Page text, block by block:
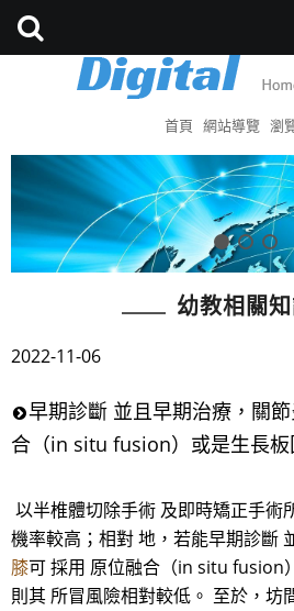
首頁 網站導覽 瀏
幼教相關
2022-11-06
早期診斷 並且早期治療，關
合（in situ fusion）或是生長板
以半椎體切除手術 及即時矯正手術
機率較高；相對 地，若能早期診斷
膝可 採用 原位融合（in situ fusion
則其 所冒風險相對較低。 至於，坊